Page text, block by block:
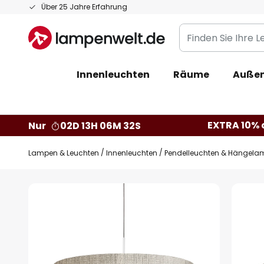
Über 25 Jahre Erfahrung
Zum
springen
Finden
Sie
Leuchte...
Innenleuchten Räume
Nur
02D 13H 06M 31S EXTRA
Lampen & Leuchten Innenleuchten Pendelleuchten &